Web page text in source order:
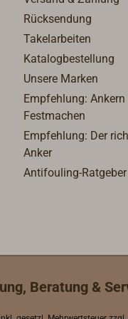
LED-
sind
der
als
eine
Rücksendung
Takelarbeiten
Katalogbestellung
Unsere Marken
Empfehlung: Ankern
Festmachen
Empfehlung: Der
Anker
Antifouling-Ratgeber
Beratung &